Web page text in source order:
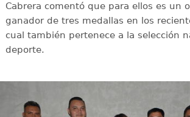
Cabrera comentó que para ellos es un
ganador de tres medallas en los
cual también pertenece a la selección
deporte.